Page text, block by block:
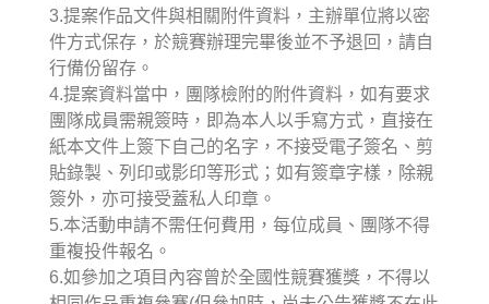
3.提案作品文件與相關附件資料，主辦單位將以密
件方式保存，於競賽辦理完畢後並不予退回，請自
行備份留存。
4.提案資料當中，團隊檢附的附件資料，如有要求
團隊成員需親簽時，即為本人以手寫方式，直接在
紙本文件上簽下自己的名字，不接受電子簽名、剪
貼錄製、列印或影印等形式；如有簽章字樣，除親
簽外，亦可接受蓋私人印章。
5.本活動申請不需任何費用，每位成員、團隊不得
重複投件報名。
6.如參加之項目內容曾於全國性競賽獲獎，不得以